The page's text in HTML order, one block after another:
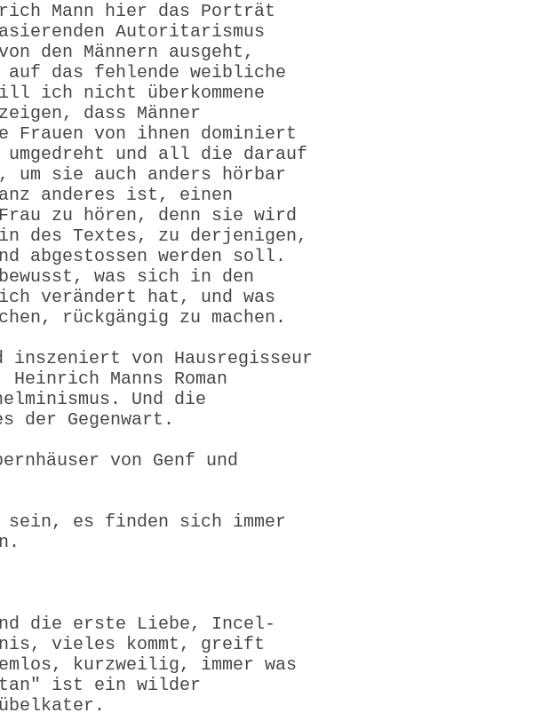
Mann hier das Porträt
Autoritarismus
den Männern ausgeht,
das fehlende weibliche
ich nicht überkommene
dass Männer
Frauen von ihnen dominiert
umgedreht und all die darauf
um sie auch anders hörbar
anderes ist, einen
zu hören, denn sie wird
des Textes, zu derjenigen,
abgestossen werden soll.
was sich in den
verändert hat, und was
rückgängig zu machen.
von Hausregisseur
Manns Roman
Und die
der Gegenwart.
von Genf und
sein, es finden sich immer
die erste Liebe, Incel-
vieles kommt, greift
kurzweilig, immer was
ist ein wilder